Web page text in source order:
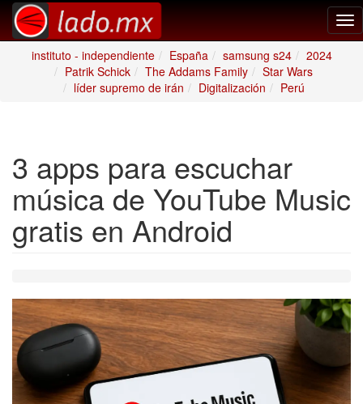
instituto - independiente
España samsung s24
2024
Patrik Schick
The Addams Family
Star Wars
líder supremo de irán
Digitalización Perú
3 apps para escuchar
música de YouTube Music
gratis en Android